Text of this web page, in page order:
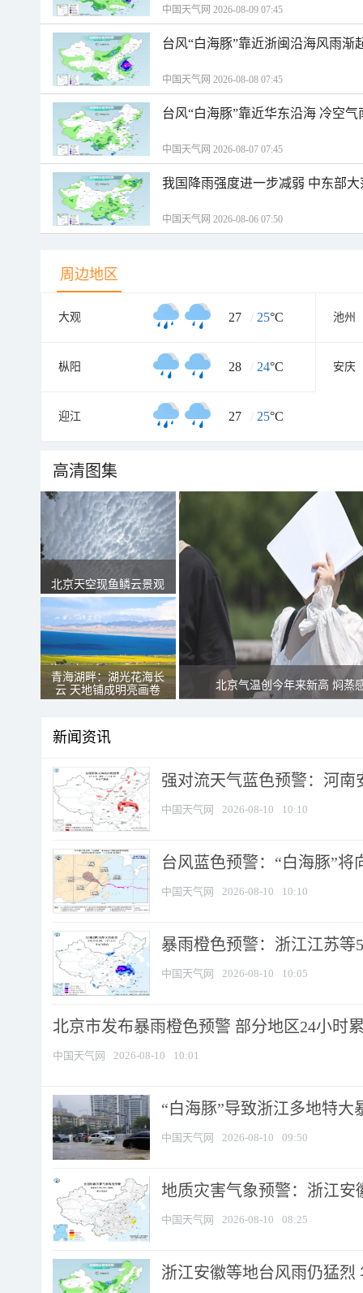
中国天气网 2026-08-09 07:45
台风“白海豚”靠近浙闽沿海风雨渐
中国天气网 2026-08-08 07:45
台风“白海豚”靠近华东沿海 冷空
中国天气网 2026-08-07 07:45
我国降雨强度进一步减弱 中东部
中国天气网 2026-08-06 07:50
周边地区
大观 27 / 25°C 池州
枞阳 28 / 24°C 安庆
迎江 27 / 25°C
高清图集
北京天空现鱼鳞云景观
青海湖畔：湖光花海长
云 天地铺成明亮画卷
北京气温创今年来新高 焖蒸
新闻资讯
强对流天气蓝色预警：河南
中国天气网 2026-08-10 10:10
台风蓝色预警：“白海豚”
中国天气网 2026-08-10 10:10
暴雨橙色预警：浙江江苏等
中国天气网 2026-08-10 10:05
北京市发布暴雨橙色预警 部分地区24小时
中国天气网 2026-08-10 10:01
“白海豚”导致浙江多地特大
中国天气网 2026-08-10 09:50
地质灾害气象预警：浙江安
中国天气网 2026-08-10 08:25
浙江安徽等地台风雨仍猛烈